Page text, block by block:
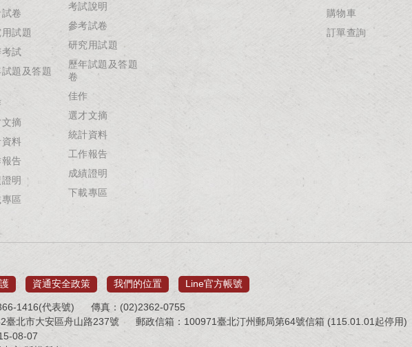
卷
試題
試
試題及答題
文摘
料
報告
明
區
考試說明
參考試卷
研究用試題
歷年試題及答題
卷
佳作
選才文摘
統計資料
工作報告
成績證明
下載專區
購物車
訂單查詢
資通安全政策 我們的位置 Line官方帳號
1416(代表號)
傳真：(02)2362-0755
臺北市大安區舟山路237號
郵政信箱：100971臺北汀州郵局第64號信箱 (115.01.01起停用)
08-07